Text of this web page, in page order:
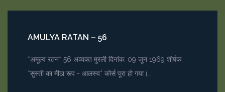
AMULYA RATAN – 56
*अमूल्य रतन* 56 अव्यक्त मुरली दिनांक: 09 जून 1969 शीर्षक:
*सुस्ती का मीठा रूप - आलस्य* कोर्स पूरा हो गया।…